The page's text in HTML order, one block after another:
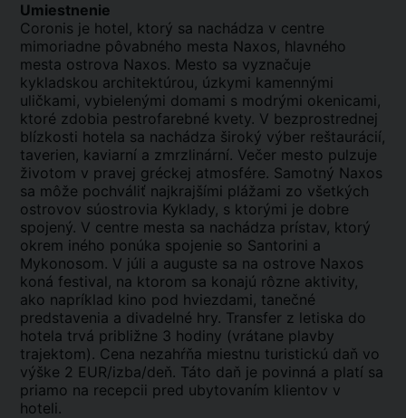
Umiestnenie
Coronis je hotel, ktorý sa nachádza v centre
mimoriadne pôvabného mesta Naxos, hlavného
mesta ostrova Naxos. Mesto sa vyznačuje
kykladskou architektúrou, úzkymi kamennými
uličkami, vybielenými domami s modrými okenicami,
ktoré zdobia pestrofarebné kvety. V bezprostrednej
blízkosti hotela sa nachádza široký výber reštaurácií,
taverien, kaviarní a zmrzlinární. Večer mesto pulzuje
životom v pravej gréckej atmosfére. Samotný Naxos
sa môže pochváliť najkrajšími plážami zo všetkých
ostrovov súostrovia Kyklady, s ktorými je dobre
spojený. V centre mesta sa nachádza prístav, ktorý
okrem iného ponúka spojenie so Santorini a
Mykonosom. V júli a auguste sa na ostrove Naxos
koná festival, na ktorom sa konajú rôzne aktivity,
ako napríklad kino pod hviezdami, tanečné
predstavenia a divadelné hry. Transfer z letiska do
hotela trvá približne 3 hodiny (vrátane plavby
trajektom). Cena nezahŕňa miestnu turistickú daň vo
výške 2 EUR/izba/deň. Táto daň je povinná a platí sa
priamo na recepcii pred ubytovaním klientov v
hoteli.